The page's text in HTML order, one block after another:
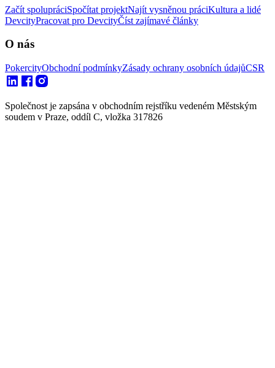
Začít spolupráciSpočítat projektNajít vysněnou práciKultura a lidé
DevcityPracovat pro DevcityČíst zajímavé články
O nás
PokercityObchodní podmínkyZásady ochrany osobních údajůCSR
Společnost je zapsána v obchodním rejstříku vedeném Městským
soudem v Praze, oddíl C, vložka 317826